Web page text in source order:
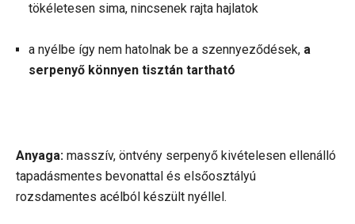
tökéletesen sima, nincsenek rajta hajlatok
a nyélbe így nem hatolnak be a szennyeződések, a
serpenyő könnyen tisztán tartható
Anyaga: masszív, öntvény serpenyő kivételesen ellenálló
tapadásmentes bevonattal és elsőosztályú
rozsdamentes acélból készült nyéllel.